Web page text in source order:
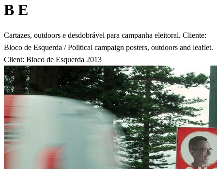
B E
Cartazes, outdoors e desdobrável para campanha eleitoral. Cliente:
Bloco de Esquerda / Political campaign posters, outdoors and leaflet.
Client: Bloco de Esquerda 2013